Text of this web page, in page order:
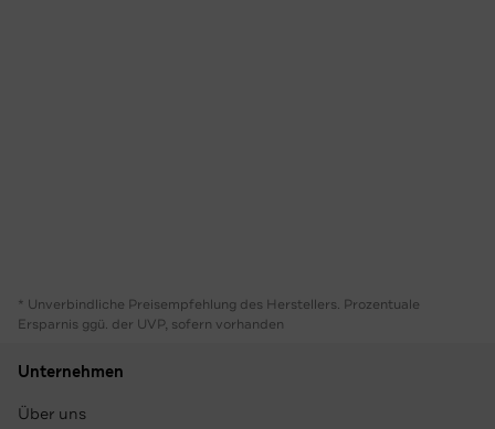
* Unverbindliche Preisempfehlung des Herstellers. Prozentuale
Ersparnis ggü. der UVP, sofern vorhanden
Unternehmen
Über uns